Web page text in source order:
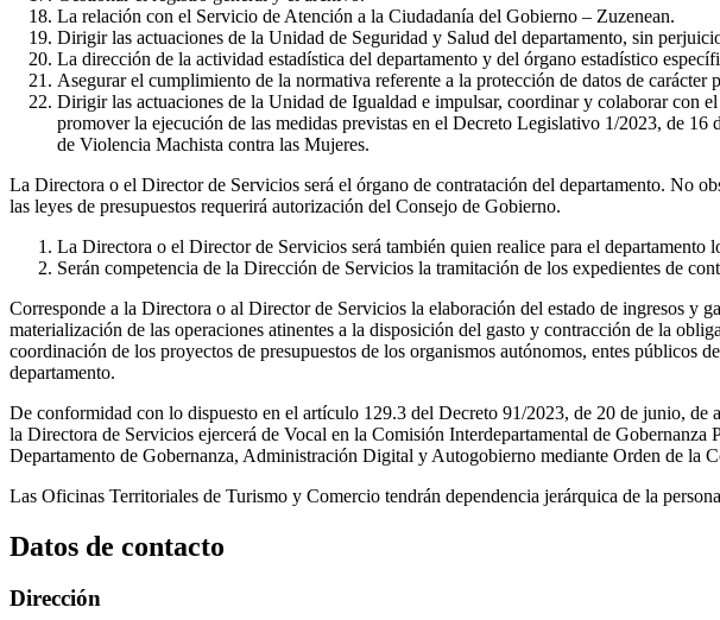
La relación con el Servicio de Atención a la Ciudadanía del Gobierno – Zuzenean.
Dirigir las actuaciones de la Unidad de Seguridad y Salud del departamento, sin
La dirección de la actividad estadística del departamento y del órgano estadístico
Asegurar el cumplimiento de la normativa referente a la protección de datos de carácter
Dirigir las actuaciones de la Unidad de Igualdad e impulsar, coordinar y colaborar con
promover la ejecución de las medidas previstas en el Decreto Legislativo 1/2023, de
de Violencia Machista contra las Mujeres.
La Directora o el Director de Servicios será el órgano de contratación del departamento. No
las leyes de presupuestos requerirá autorización del Consejo de Gobierno.
La Directora o el Director de Servicios será también quien realice para el
Serán competencia de la Dirección de Servicios la tramitación de los expedientes de
Corresponde a la Directora o al Director de Servicios la elaboración del estado de ingresos y
materialización de las operaciones atinentes a la disposición del gasto y contracción de la
coordinación de los proyectos de presupuestos de los organismos autónomos, entes públicos
departamento.
De conformidad con lo dispuesto en el artículo 129.3 del Decreto 91/2023, de 20 de junio,
la Directora de Servicios ejercerá de Vocal en la Comisión Interdepartamental de
Departamento de Gobernanza, Administración Digital y Autogobierno mediante Orden de la
Las Oficinas Territoriales de Turismo y Comercio tendrán dependencia jerárquica de la
Datos de contacto
Dirección